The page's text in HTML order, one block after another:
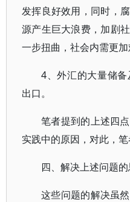
发挥良好效用，同时，
源产生巨大浪费，加剧
一步扭曲，社会内需
4、外汇的大量储
出口。
笔者提到的上述四
实践中的原因，对此
四、解决上述问题
这些问题的解决虽